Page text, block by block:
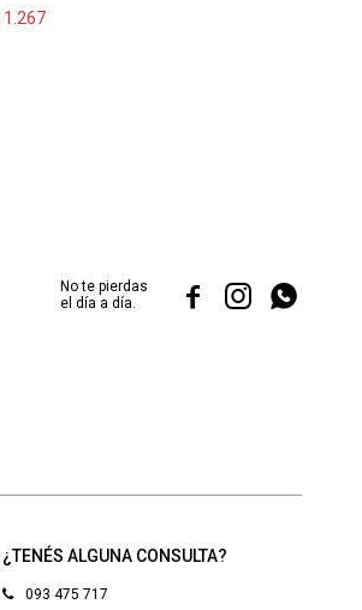
1.267
¿TENÉS ALGUNA CONSULTA?
093 475 717
No te pierdas
el día a día.
  